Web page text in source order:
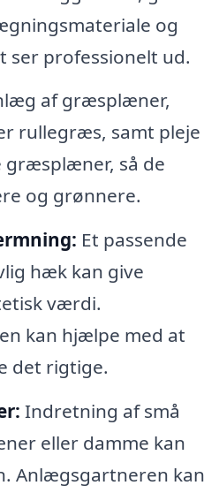
og
ser professionelt ud.
af græsplæner,
rullegræs, samt pleje
græsplæner, så de
og grønnere.
Et passende
hæk kan give
værdi.
kan hjælpe med at
det rigtige.
Indretning af små
eller damme kan
Anlægsgartneren kan